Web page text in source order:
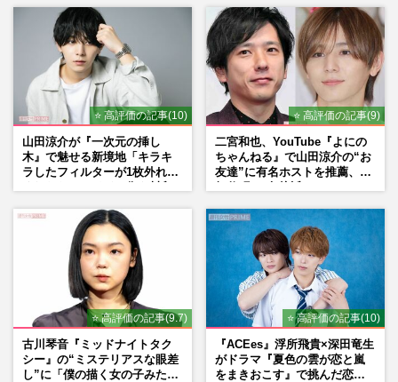
河合郁人、テレ朝『炎のチャレンジャー』
かくれんぼ企画で隠れた人の場所を暴露す
る“裏切り行為”に菊池風…
週刊女性PRIME 2026/1/13
【2026年】結婚しそうな芸能人カップル！
有村架純＆高橋海人他、ランキング発表
週刊女性2026年1月6日・13日号 2025/12/31
【2025年timelesz記事BEST5】『タイプ
ロ』一般新人メンバー、女性写真流出、目
黒蓮と原嘉孝の絆、問題視さ…
週刊女性PRIME 2025/12/27
⭐ 高評価の記事(10)
山田涼介が『一次元の挿し
木』で魅せる新境地「キラキ
ラしたフィルターが1枚外れて
⭐ 高評価の記事(9)
二宮和也、YouTube『よにの
ちゃんねる』で山田涼介の“お
友達”に有名ホストを推薦、歌
⭐ 高評価の記事(9.7)
古川琴音『ミッドナイトタク
シー』の“ミステリアスな眼差
し”に「僕の描く女の子みた
⭐ 高評価の記事(10)
『ACEes』浮所飛貴×深田竜生
がドラマ『夏色の雲が恋と嵐
をまきおこす』で挑んだ恋人